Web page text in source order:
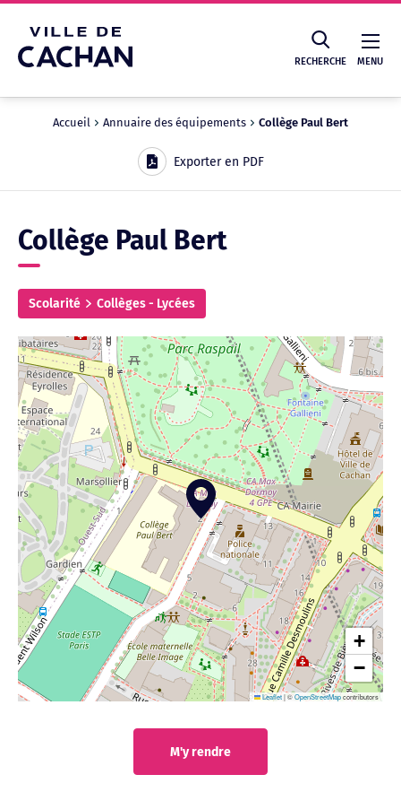
RECHERCHE MENU
Recherche
Accueil Annuaire des équipements Collège Paul Bert
Exporter en PDF
Collège Paul Bert
Scolarité Collèges - Lycées
+
−
Leaflet|©OpenStreetMapcontributors
M'y rendre
Cookies management panel